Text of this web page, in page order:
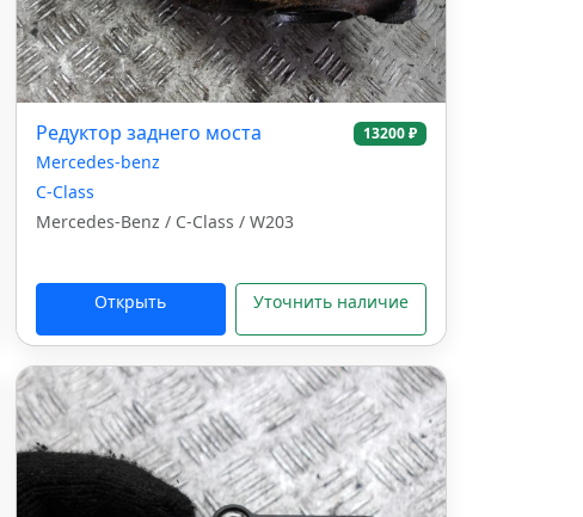
Редуктор заднего моста 13200 ₽
Mercedes-benz
C-Class
Mercedes-Benz / C-Class / W203
Открыть Уточнить наличие